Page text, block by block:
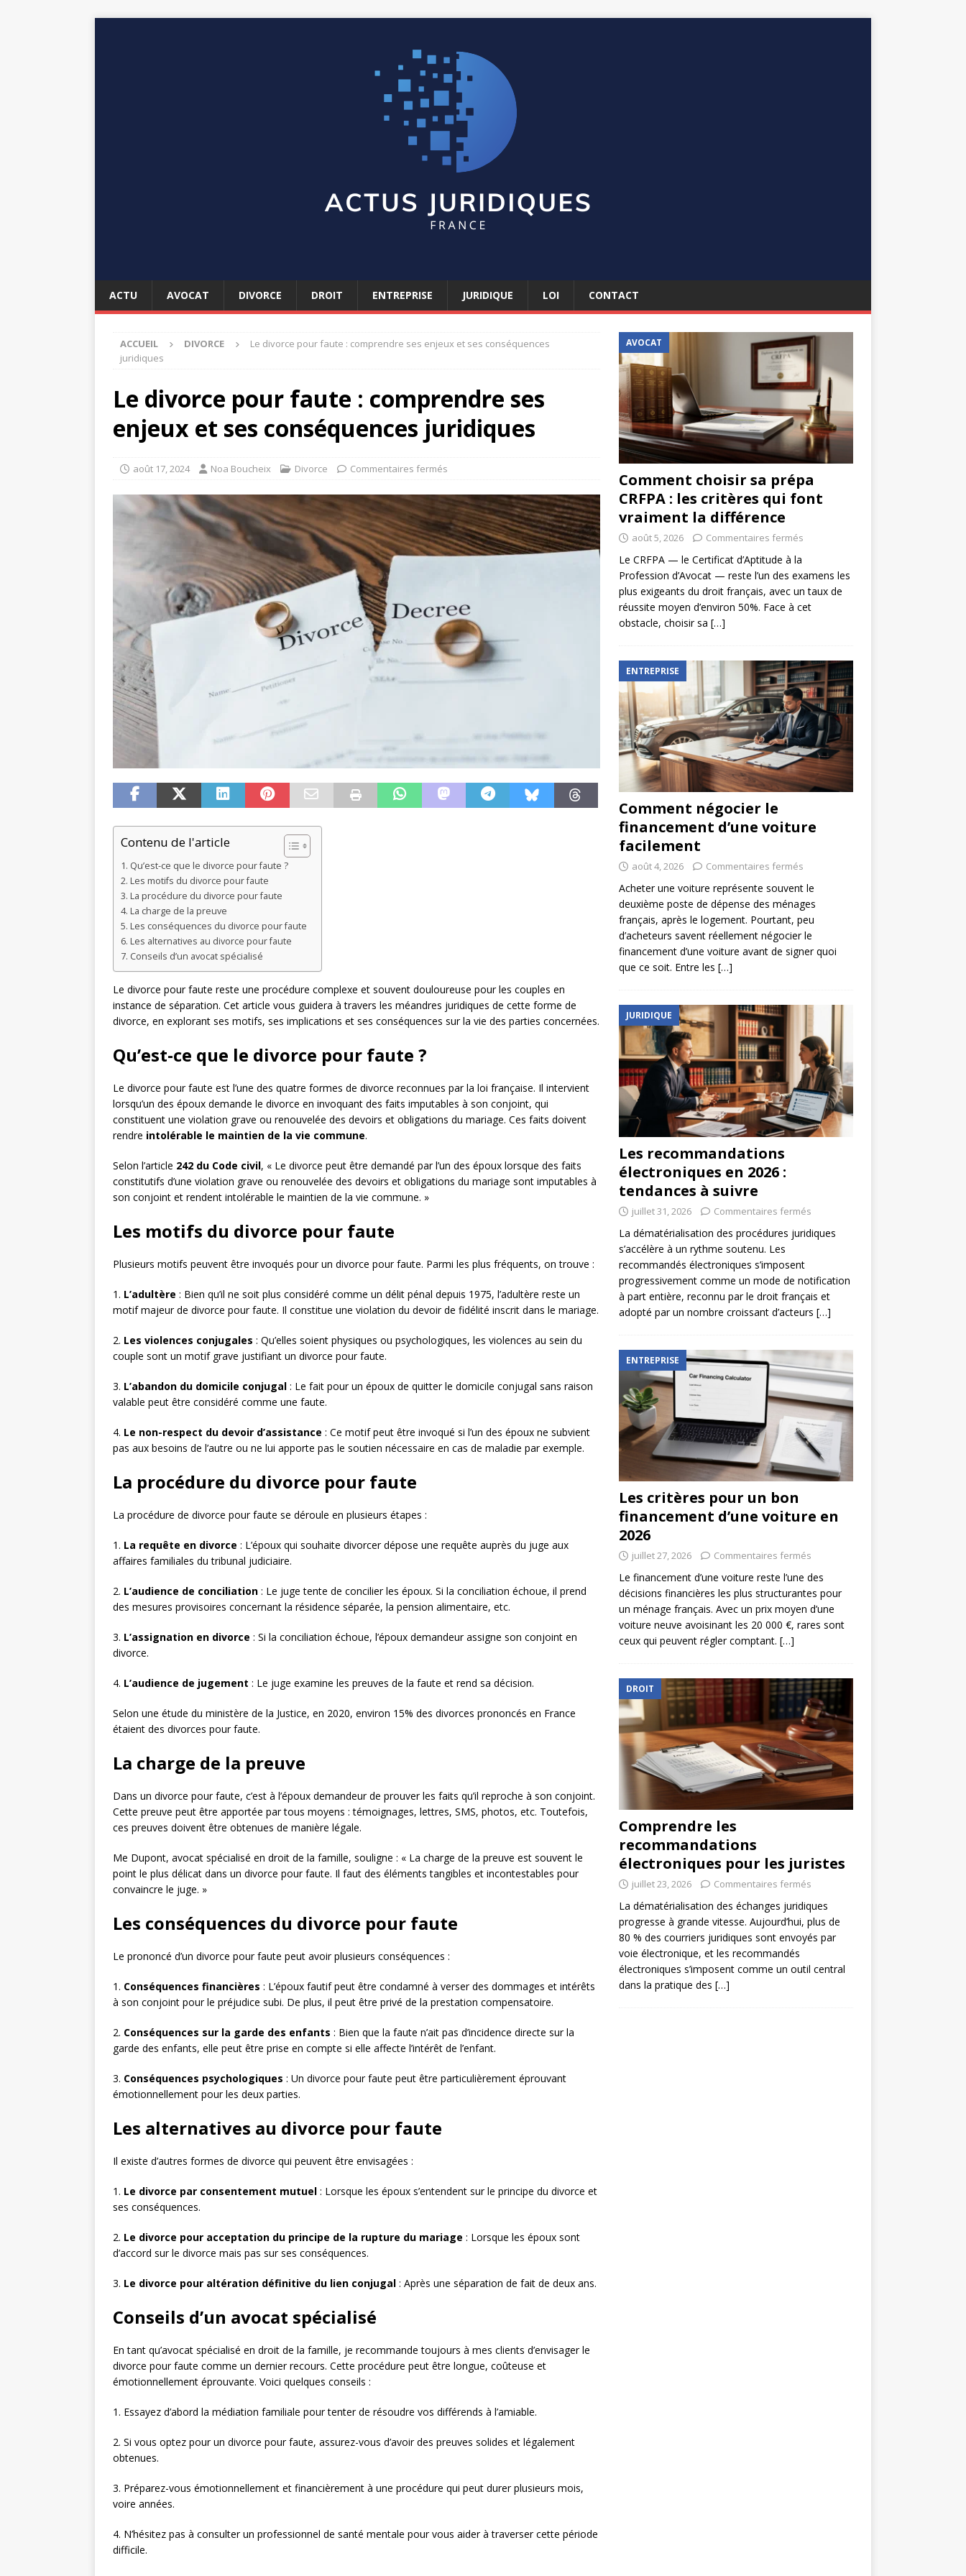
ACTU AVOCAT DIVORCE DROIT ENTREPRISE JURIDIQUE LOI CONTACT
ACCUEIL DIVORCE
Le divorce pour faute : comprendre ses enjeux et ses conséquences
juridiques
Le divorce pour faute : comprendre ses
enjeux et ses conséquences juridiques
août 17, 2024 Noa Boucheix Divorce Commentaires fermés
Contenu de l'article
Qu’est-ce que le divorce pour faute ?
Les motifs du divorce pour faute
La procédure du divorce pour faute
La charge de la preuve
Les conséquences du divorce pour faute
Les alternatives au divorce pour faute
Conseils d’un avocat spécialisé
Le divorce pour faute reste une procédure complexe et souvent douloureuse pour les couples en
instance de séparation. Cet article vous guidera à travers les méandres juridiques de cette forme de
divorce, en explorant ses motifs, ses implications et ses conséquences sur la vie des parties concernées.
Qu’est-ce que le divorce pour faute ?
Le divorce pour faute est l’une des quatre formes de divorce reconnues par la loi française. Il intervient
lorsqu’un des époux demande le divorce en invoquant des faits imputables à son conjoint, qui
constituent une violation grave ou renouvelée des devoirs et obligations du mariage. Ces faits doivent
rendre intolérable le maintien de la vie commune.
Selon l’article 242 du Code civil, « Le divorce peut être demandé par l’un des époux lorsque des faits
constitutifs d’une violation grave ou renouvelée des devoirs et obligations du mariage sont imputables à
son conjoint et rendent intolérable le maintien de la vie commune. »
Les motifs du divorce pour faute
Plusieurs motifs peuvent être invoqués pour un divorce pour faute. Parmi les plus fréquents, on trouve :
1. L’adultère : Bien qu’il ne soit plus considéré comme un délit pénal depuis 1975, l’adultère reste un
motif majeur de divorce pour faute. Il constitue une violation du devoir de fidélité inscrit dans le mariage.
2. Les violences conjugales : Qu’elles soient physiques ou psychologiques, les violences au sein du
couple sont un motif grave justifiant un divorce pour faute.
3. L’abandon du domicile conjugal : Le fait pour un époux de quitter le domicile conjugal sans raison
valable peut être considéré comme une faute.
4. Le non-respect du devoir d’assistance : Ce motif peut être invoqué si l’un des époux ne subvient
pas aux besoins de l’autre ou ne lui apporte pas le soutien nécessaire en cas de maladie par exemple.
La procédure du divorce pour faute
La procédure de divorce pour faute se déroule en plusieurs étapes :
1. La requête en divorce : L’époux qui souhaite divorcer dépose une requête auprès du juge aux
affaires familiales du tribunal judiciaire.
2. L’audience de conciliation : Le juge tente de concilier les époux. Si la conciliation échoue, il prend
des mesures provisoires concernant la résidence séparée, la pension alimentaire, etc.
3. L’assignation en divorce : Si la conciliation échoue, l’époux demandeur assigne son conjoint en
divorce.
4. L’audience de jugement : Le juge examine les preuves de la faute et rend sa décision.
Selon une étude du ministère de la Justice, en 2020, environ 15% des divorces prononcés en France
étaient des divorces pour faute.
La charge de la preuve
Dans un divorce pour faute, c’est à l’époux demandeur de prouver les faits qu’il reproche à son conjoint.
Cette preuve peut être apportée par tous moyens : témoignages, lettres, SMS, photos, etc. Toutefois,
ces preuves doivent être obtenues de manière légale.
Me Dupont, avocat spécialisé en droit de la famille, souligne : « La charge de la preuve est souvent le
point le plus délicat dans un divorce pour faute. Il faut des éléments tangibles et incontestables pour
convaincre le juge. »
Les conséquences du divorce pour faute
Le prononcé d’un divorce pour faute peut avoir plusieurs conséquences :
1. Conséquences financières : L’époux fautif peut être condamné à verser des dommages et intérêts
à son conjoint pour le préjudice subi. De plus, il peut être privé de la prestation compensatoire.
2. Conséquences sur la garde des enfants : Bien que la faute n’ait pas d’incidence directe sur la
garde des enfants, elle peut être prise en compte si elle affecte l’intérêt de l’enfant.
3. Conséquences psychologiques : Un divorce pour faute peut être particulièrement éprouvant
émotionnellement pour les deux parties.
Les alternatives au divorce pour faute
Il existe d’autres formes de divorce qui peuvent être envisagées :
1. Le divorce par consentement mutuel : Lorsque les époux s’entendent sur le principe du divorce et
ses conséquences.
2. Le divorce pour acceptation du principe de la rupture du mariage : Lorsque les époux sont
d’accord sur le divorce mais pas sur ses conséquences.
3. Le divorce pour altération définitive du lien conjugal : Après une séparation de fait de deux ans.
Conseils d’un avocat spécialisé
En tant qu’avocat spécialisé en droit de la famille, je recommande toujours à mes clients d’envisager le
divorce pour faute comme un dernier recours. Cette procédure peut être longue, coûteuse et
émotionnellement éprouvante. Voici quelques conseils :
1. Essayez d’abord la médiation familiale pour tenter de résoudre vos différends à l’amiable.
2. Si vous optez pour un divorce pour faute, assurez-vous d’avoir des preuves solides et légalement
obtenues.
3. Préparez-vous émotionnellement et financièrement à une procédure qui peut durer plusieurs mois,
voire années.
4. N’hésitez pas à consulter un professionnel de santé mentale pour vous aider à traverser cette période
difficile.
AVOCAT
Comment choisir sa prépa
CRFPA : les critères qui font
vraiment la différence
août 5, 2026 Commentaires fermés
Le CRFPA — le Certificat d’Aptitude à la
Profession d’Avocat — reste l’un des examens les
plus exigeants du droit français, avec un taux de
réussite moyen d’environ 50%. Face à cet
obstacle, choisir sa […]
ENTREPRISE
Comment négocier le
financement d’une voiture
facilement
août 4, 2026 Commentaires fermés
Acheter une voiture représente souvent le
deuxième poste de dépense des ménages
français, après le logement. Pourtant, peu
d’acheteurs savent réellement négocier le
financement d’une voiture avant de signer quoi
que ce soit. Entre les […]
JURIDIQUE
Les recommandations
électroniques en 2026 :
tendances à suivre
juillet 31, 2026 Commentaires fermés
La dématérialisation des procédures juridiques
s’accélère à un rythme soutenu. Les
recommandés électroniques s’imposent
progressivement comme un mode de notification
à part entière, reconnu par le droit français et
adopté par un nombre croissant d’acteurs […]
ENTREPRISE
Les critères pour un bon
financement d’une voiture en
2026
juillet 27, 2026 Commentaires fermés
Le financement d’une voiture reste l’une des
décisions financières les plus structurantes pour
un ménage français. Avec un prix moyen d’une
voiture neuve avoisinant les 20 000 €, rares sont
ceux qui peuvent régler comptant. […]
DROIT
Comprendre les
recommandations
électroniques pour les juristes
juillet 23, 2026 Commentaires fermés
La dématérialisation des échanges juridiques
progresse à grande vitesse. Aujourd’hui, plus de
80 % des courriers juridiques sont envoyés par
voie électronique, et les recommandés
électroniques s’imposent comme un outil central
dans la pratique des […]